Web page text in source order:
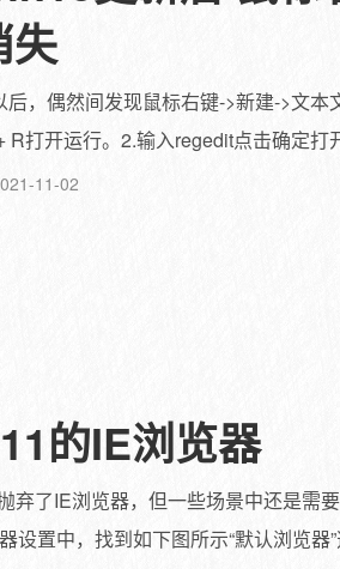
失
，偶然间发现鼠标右键->新建->文
R打开运行。2.输入regedit点击确定打
11-02
的IE浏览器
弃了IE浏览器，但一些场景中还是需
设置中，找到如下图所示“默认浏览器”